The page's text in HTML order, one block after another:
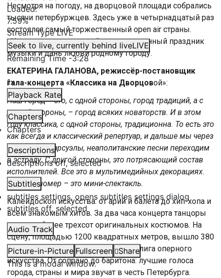
Loaded:
7.59%
Stream TypeLIVE
Seek to live, currently behind liveLIVE
Remaining Time-3:28
1x
Playback Rate
Chapters
Chapters
Descriptions
descriptions off, selected
Subtitles
subtitles settings, opens subtitles settings dialog
subtitles off, selected
Audio Track
Picture-in-Picture Fullscreen
Share
This is a modal window.
Несмотря на погоду, на дворцовой площади собрались
тысячи петербуржцев. Здесь уже в четырнадцатый раз
состоялся самый торжественный open air страны.
«Классика на дворцовой» – традиционный праздник
музыки и дань любви родному городу.
ЕКАТЕРИНА ГАЛАНОВА, режиссёр-постановщик
гала-концерта «Классика на Дворцовой»:
Наш город – это, с одной стороны, город традиций, а с
другой стороны, – город всяких новаторств. И в этом
году классика, с одной стороны, традиционна. То есть это
как всегда и классический репертуар, и дальше мы через
оперетты и сарсуэлы, неаполитанские песни переходим
в эстраду. С другой стороны, это потрясающий состав
исполнителей. Все это в мультимедийных декорациях.
Каждый номер – это мини-спектакль.
Калейдоскоп искусства: от арий и балета до хип-хопа и
всем знакомым хитов. За два часа концерта танцоры
сменили более трехсот оригинальных костюмов. На
сцену, площадью 1200 квадратных метров, вышло 380
артистов. Здесь собралась высшая лига оперного
искусства. От сопрано до баритона: лучшие голоса
города, страны и мира звучат в честь Петербурга.